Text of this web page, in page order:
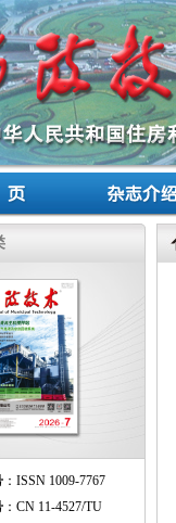
：ISSN 1009-7767
：CN 11-4527/TU